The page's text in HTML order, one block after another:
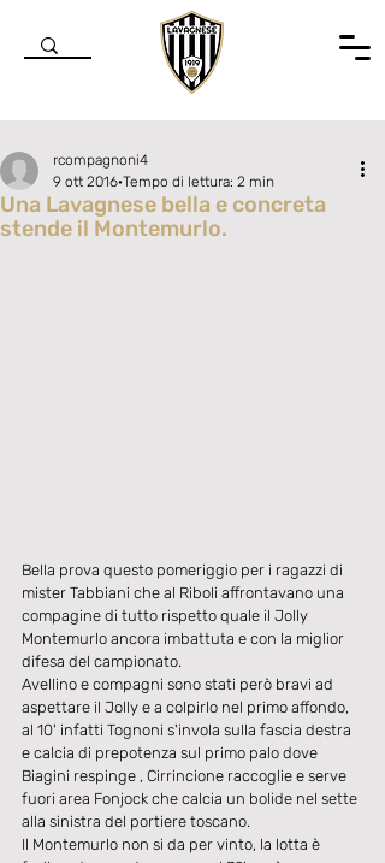
Una Lavagnese bella e concreta
stende il Montemurlo.
rcompagnoni4
9 ott 2016 Tempo di lettura: 2 min
Bella prova questo pomeriggio per i ragazzi di
mister Tabbiani che al Riboli affrontavano una
compagine di tutto rispetto quale il Jolly
Montemurlo ancora imbattuta e con la miglior
difesa del campionato.
Avellino e compagni sono stati però bravi ad
aspettare il Jolly e a colpirlo nel primo affondo,
al 10' infatti Tognoni s'invola sulla fascia destra
e calcia di prepotenza sul primo palo dove
Biagini respinge , Cirrincione raccoglie e serve
fuori area Fonjock che calcia un bolide nel sette
alla sinistra del portiere toscano.
Il Montemurlo non si da per vinto, la lotta è